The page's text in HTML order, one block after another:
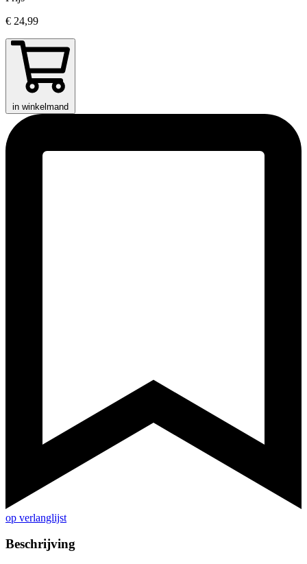
€ 24,99
in winkelmand
op verlanglijst
Beschrijving